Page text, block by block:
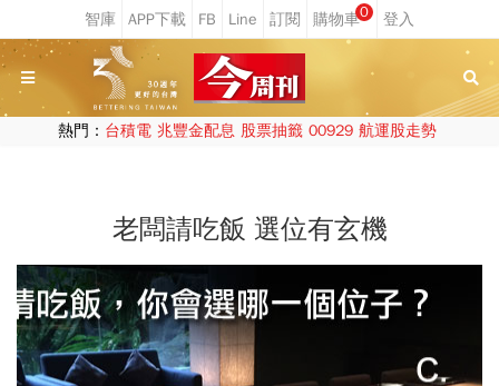
0
熱門： 台積電 兆豐金配息 股票抽籤 00929 航運股走勢
老闆請吃飯 選位有玄機